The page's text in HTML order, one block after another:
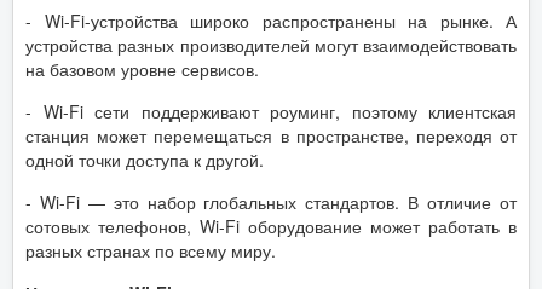
- Wi-Fi-устройства широко распространены на рынке. А
устройства разных производителей могут взаимодействовать
на базовом уровне сервисов.
- Wi-Fi сети поддерживают роуминг, поэтому клиентская
станция может перемещаться в пространстве, переходя от
одной точки доступа к другой.
- Wi-Fi — это набор глобальных стандартов. В отличие от
сотовых телефонов, Wi-Fi оборудование может работать в
разных странах по всему миру.